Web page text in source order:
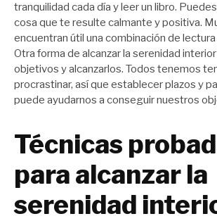
tranquilidad cada día y leer un libro.
cosa que te resulte calmante y positiva.
encuentran útil una combinación de
Otra forma de alcanzar la serenidad
objetivos y alcanzarlos. Todos tenemos
procrastinar, así que establecer plazos y
puede ayudarnos a conseguir nuestros
Técnicas
para alcanzar la
serenidad